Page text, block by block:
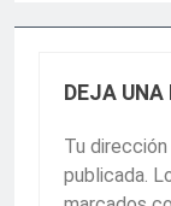
DEJA UNA
Tu
publicada.